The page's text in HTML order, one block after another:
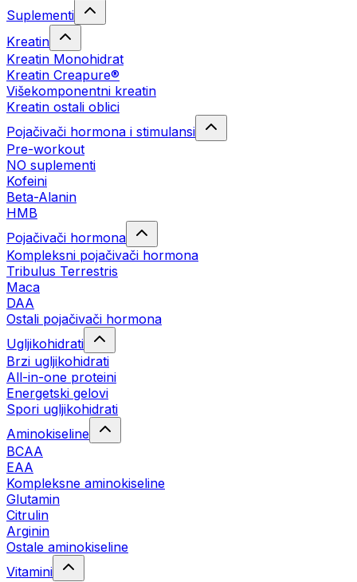
Suplementi
Kreatin
Kreatin Monohidrat
Kreatin Creapure®
Višekomponentni kreatin
Kreatin ostali oblici
Pojačivači hormona i stimulansi
Pre-workout
NO suplementi
Kofeini
Beta-Alanin
HMB
Pojačivači hormona
Kompleksni pojačivači hormona
Tribulus Terrestris
Maca
DAA
Ostali pojačivači hormona
Ugljikohidrati
Brzi ugljikohidrati
All-in-one proteini
Energetski gelovi
Spori ugljikohidrati
Aminokiseline
BCAA
EAA
Kompleksne aminokiseline
Glutamin
Citrulin
Arginin
Ostale aminokiseline
Vitamini